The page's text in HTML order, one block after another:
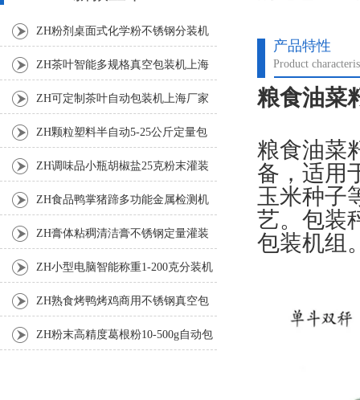
产品特性
Product
粮食油菜
粮食油菜
备，适用
玉米种子
艺。包装
包装机组
ZH粉剂桌面式化学粉不锈钢分装机
ZH茶叶智能多规格真空包装机上海
厂家 ZH可定制茶叶自动包装机上海厂家
ZH颗粒塑料半自动5-25公斤定量包
装机 ZH调味品小瓶胡椒盐25克粉末灌装
ZH食品鸭掌猪蹄多功能金属检测机
ZH膏体粘稠清洁膏不锈钢定量灌装
机厂家 ZH小型电脑智能称重1-200克分装机
ZH熟食烤鸭烤鸡商用不锈钢真空包
装机 ZH粉末高精度葛根粉10-500g自动包